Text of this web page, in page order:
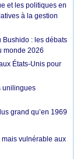
et les politiques en
à la gestion
Bushido : les débats
monde 2026
États-Unis pour
unilingues
grand qu’en 1969
vulnérable aux